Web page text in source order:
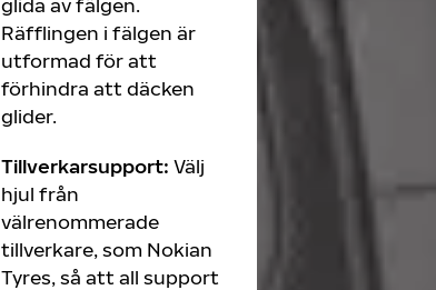
glida av fälgen.
Räfflingen i fälgen är
utformad för att
förhindra att däcken
glider.
Tillverkarsupport: Välj
hjul från
välrenommerade
tillverkare, som Nokian
Tyres, så att all support